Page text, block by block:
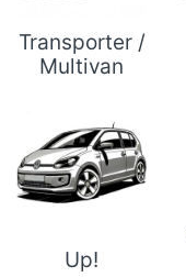
Transporter /
Multivan
Up!